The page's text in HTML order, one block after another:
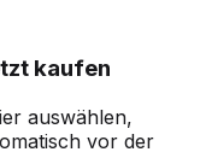
kaufen
auswählen,
vor der